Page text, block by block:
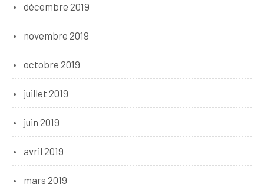
décembre 2019
novembre 2019
octobre 2019
juillet 2019
juin 2019
avril 2019
mars 2019